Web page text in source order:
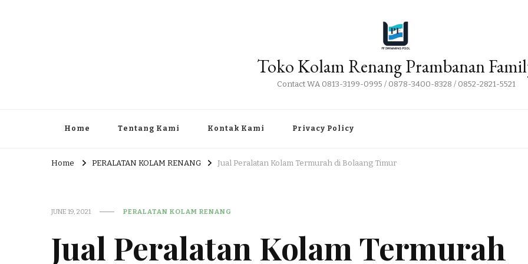
Toko Kolam Renang Prambanan
Contact WA 0813-3199-0995 / 0878-3400-8328 / 0852-2821-5521
Home Tentang Kami Kontak Kami Privacy Policy
Home PERALATAN KOLAM RENANG Jual Peralatan Kolam Termurah di Bolaang Timur
JUNE 19, 2021 PERALATAN KOLAM RENANG
Jual Peralatan Kolam Termurah